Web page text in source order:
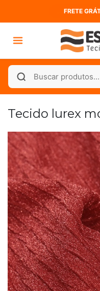
FRETE
Tecido lurex